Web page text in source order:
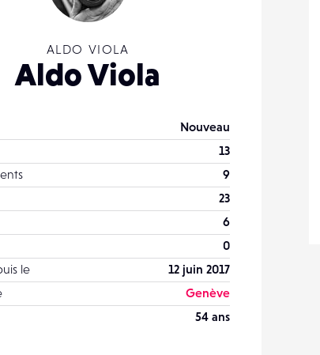
ALDO VIOLA
Aldo Viola
Nouveau
13
9
23
6
0
le
12 juin 2017
Genève
54 ans